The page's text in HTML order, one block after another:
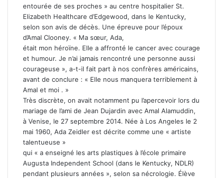
entourée de ses proches » au centre hospitalier St.
Elizabeth Healthcare d’Edgewood, dans le Kentucky,
selon son avis de décès. Une épreuve pour l’époux
d’Amal Clooney. « Ma sœur, Ada,
était mon héroïne. Elle a affronté le cancer avec courage
et humour. Je n’ai jamais rencontré une personne aussi
courageuse », a-t-il fait part à nos confrères américains,
avant de conclure : « Elle nous manquera terriblement à
Amal et moi . »
Très discrète, on avait notamment pu l’apercevoir lors du
mariage de l’ami de Jean Dujardin avec Amal Alamuddin,
à Venise, le 27 septembre 2014. Née à Los Angeles le 2
mai 1960, Ada Zeidler est décrite comme une « artiste
talentueuse »
qui « a enseigné les arts plastiques à l’école primaire
Augusta Independent School (dans le Kentucky, NDLR)
pendant plusieurs années », selon sa nécrologie. Élève